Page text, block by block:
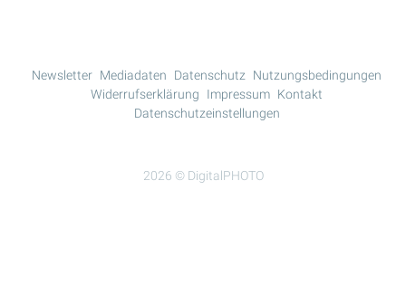
2026 © DigitalPHOTO
Newsletter Mediadaten Datenschutz
Nutzungsbedingungen
Widerrufserklärung
Impressum Kontakt
Datenschutzeinstellungen